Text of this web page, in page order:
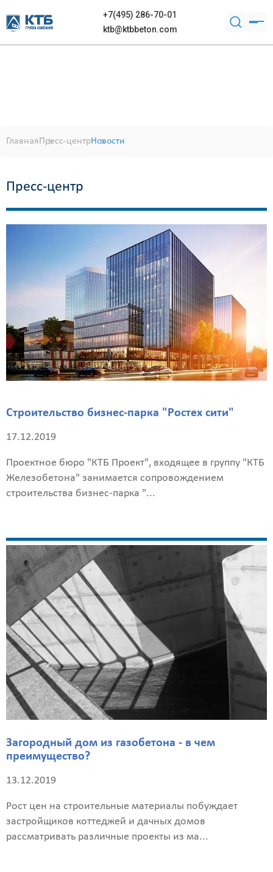
+7(495) 286-70-01
ktb@ktbbeton.com
ГлавнаяПресс-центрНовости
Пресс-центр
Строительство бизнес-парка "Ростех сити"
17.12.2019
Проектное бюро "КТБ Проект", входящее в группу "КТБ
Железобетона" занимается сопровождением
строительства бизнес-парка "...
Загородный дом из газобетона - в чем
преимущество?
13.12.2019
Рост цен на строительные материалы побуждает
застройщиков коттеджей и дачных домов
рассматривать различные проекты из ма...